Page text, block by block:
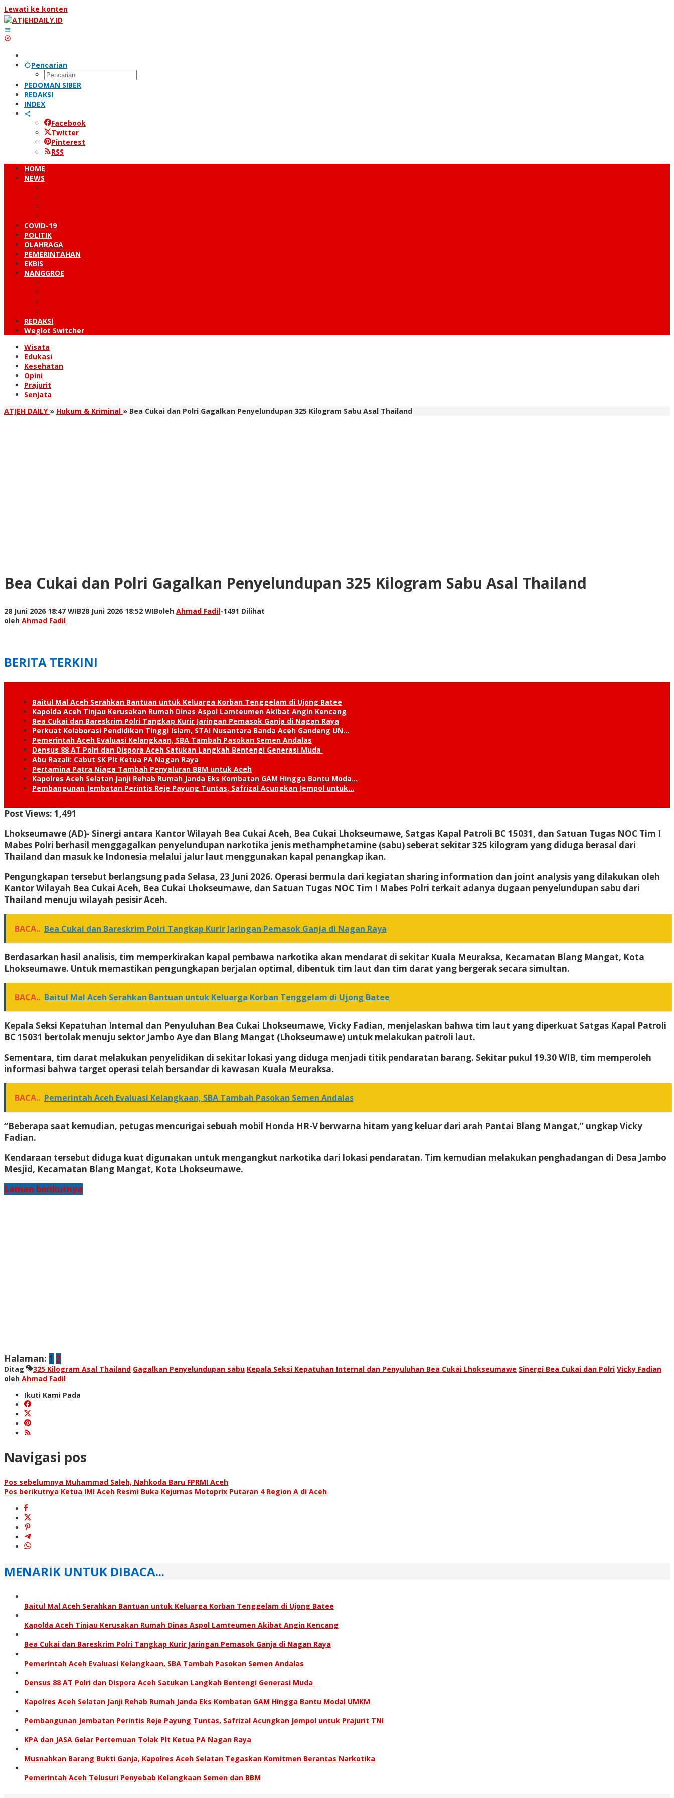
Lewati ke konten
Pencarian
PEDOMAN SIBER
REDAKSI
INDEX
Facebook
Twitter
Pinterest
RSS
HOME
NEWS
COVID-19
POLITIK
OLAHRAGA
PEMERINTAHAN
EKBIS
NANGGROE
REDAKSI
Weglot Switcher
Wisata
Edukasi
Kesehatan
Opini
Prajurit
Senjata
ATJEH DAILY » Hukum & Kriminal » Bea Cukai dan Polri Gagalkan Penyelundupan 325 Kilogram Sabu Asal Thailand
Bea Cukai dan Polri Gagalkan Penyelundupan 325 Kilogram Sabu Asal Thailand
28 Juni 2026 18:47 WIB28 Juni 2026 18:52 WIBoleh Ahmad Fadil-1491 Dilihat
oleh Ahmad Fadil
BERITA TERKINI
Baitul Mal Aceh Serahkan Bantuan untuk Keluarga Korban Tenggelam di Ujong Batee
Kapolda Aceh Tinjau Kerusakan Rumah Dinas Aspol Lamteumen Akibat Angin Kencang
Bea Cukai dan Bareskrim Polri Tangkap Kurir Jaringan Pemasok Ganja di Nagan Raya
Perkuat Kolaborasi Pendidikan Tinggi Islam, STAI Nusantara Banda Aceh Gandeng UN…
Pemerintah Aceh Evaluasi Kelangkaan, SBA Tambah Pasokan Semen Andalas
Densus 88 AT Polri dan Dispora Aceh Satukan Langkah Bentengi Generasi Muda
Abu Razali: Cabut SK Plt Ketua PA Nagan Raya
Pertamina Patra Niaga Tambah Penyaluran BBM untuk Aceh
Kapolres Aceh Selatan Janji Rehab Rumah Janda Eks Kombatan GAM Hingga Bantu Moda…
Pembangunan Jembatan Perintis Reje Payung Tuntas, Safrizal Acungkan Jempol untuk…
Post Views: 1,491
Lhokseumawe (AD)- Sinergi antara Kantor Wilayah Bea Cukai Aceh, Bea Cukai Lhokseumawe, Satgas Kapal Patroli BC 15031, dan Satuan Tugas NOC Tim I
Mabes Polri berhasil menggagalkan penyelundupan narkotika jenis methamphetamine (sabu) seberat sekitar 325 kilogram yang diduga berasal dari
Thailand dan masuk ke Indonesia melalui jalur laut menggunakan kapal penangkap ikan.
Pengungkapan tersebut berlangsung pada Selasa, 23 Juni 2026. Operasi bermula dari kegiatan sharing information dan joint analysis yang dilakukan oleh
Kantor Wilayah Bea Cukai Aceh, Bea Cukai Lhokseumawe, dan Satuan Tugas NOC Tim I Mabes Polri terkait adanya dugaan penyelundupan sabu dari
Thailand menuju wilayah pesisir Aceh.
BACA.. Bea Cukai dan Bareskrim Polri Tangkap Kurir Jaringan Pemasok Ganja di Nagan Raya
Berdasarkan hasil analisis, tim memperkirakan kapal pembawa narkotika akan mendarat di sekitar Kuala Meuraksa, Kecamatan Blang Mangat, Kota
Lhokseumawe. Untuk memastikan pengungkapan berjalan optimal, dibentuk tim laut dan tim darat yang bergerak secara simultan.
BACA.. Baitul Mal Aceh Serahkan Bantuan untuk Keluarga Korban Tenggelam di Ujong Batee
Kepala Seksi Kepatuhan Internal dan Penyuluhan Bea Cukai Lhokseumawe, Vicky Fadian, menjelaskan bahwa tim laut yang diperkuat Satgas Kapal Patroli
BC 15031 bertolak menuju sektor Jambo Aye dan Blang Mangat (Lhokseumawe) untuk melakukan patroli laut.
Sementara, tim darat melakukan penyelidikan di sekitar lokasi yang diduga menjadi titik pendaratan barang. Sekitar pukul 19.30 WIB, tim memperoleh
informasi bahwa target operasi telah bersandar di kawasan Kuala Meuraksa.
BACA.. Pemerintah Aceh Evaluasi Kelangkaan, SBA Tambah Pasokan Semen Andalas
“Beberapa saat kemudian, petugas mencurigai sebuah mobil Honda HR-V berwarna hitam yang keluar dari arah Pantai Blang Mangat,” ungkap Vicky
Fadian.
Kendaraan tersebut diduga kuat digunakan untuk mengangkut narkotika dari lokasi pendaratan. Tim kemudian melakukan penghadangan di Desa Jambo
Mesjid, Kecamatan Blang Mangat, Kota Lhokseumawe.
Laman berikutnya
Halaman: 1 2
Ditag 325 Kilogram Asal Thailand Gagalkan Penyelundupan sabu Kepala Seksi Kepatuhan Internal dan Penyuluhan Bea Cukai Lhokseumawe Sinergi Bea Cukai dan Polri Vicky Fadian
oleh Ahmad Fadil
Ikuti Kami Pada
Navigasi pos
Pos sebelumnya Muhammad Saleh, Nahkoda Baru FPRMI Aceh
Pos berikutnya Ketua IMI Aceh Resmi Buka Kejurnas Motoprix Putaran 4 Region A di Aceh
MENARIK UNTUK DIBACA...
Baitul Mal Aceh Serahkan Bantuan untuk Keluarga Korban Tenggelam di Ujong Batee
Kapolda Aceh Tinjau Kerusakan Rumah Dinas Aspol Lamteumen Akibat Angin Kencang
Bea Cukai dan Bareskrim Polri Tangkap Kurir Jaringan Pemasok Ganja di Nagan Raya
Pemerintah Aceh Evaluasi Kelangkaan, SBA Tambah Pasokan Semen Andalas
Densus 88 AT Polri dan Dispora Aceh Satukan Langkah Bentengi Generasi Muda
Kapolres Aceh Selatan Janji Rehab Rumah Janda Eks Kombatan GAM Hingga Bantu Modal UMKM
Pembangunan Jembatan Perintis Reje Payung Tuntas, Safrizal Acungkan Jempol untuk Prajurit TNI
KPA dan JASA Gelar Pertemuan Tolak Plt Ketua PA Nagan Raya
Musnahkan Barang Bukti Ganja, Kapolres Aceh Selatan Tegaskan Komitmen Berantas Narkotika
Pemerintah Aceh Telusuri Penyebab Kelangkaan Semen dan BBM